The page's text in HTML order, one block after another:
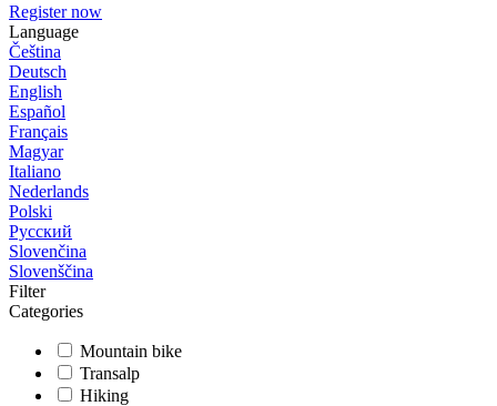
Register now
Language
Čeština
Deutsch
English
Español
Français
Magyar
Italiano
Nederlands
Polski
Русский
Slovenčina
Slovenščina
Filter
Categories
Mountain bike
Transalp
Hiking